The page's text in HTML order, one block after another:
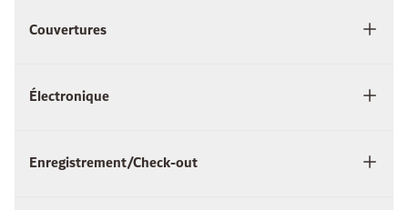
Couvertures
Électronique
Enregistrement/Check-out